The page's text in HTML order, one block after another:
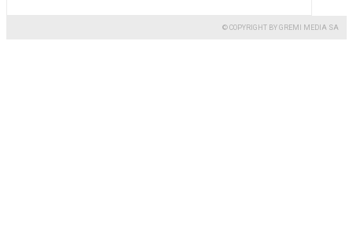
© COPYRIGHT BY GREMI MEDIA SA